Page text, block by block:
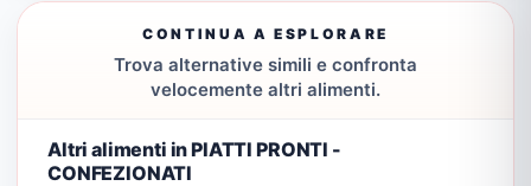
CONTINUA A ESPLORARE
Trova alternative simili e confronta
velocemente altri alimenti.
Altri alimenti in PIATTI PRONTI -
CONFEZIONATI